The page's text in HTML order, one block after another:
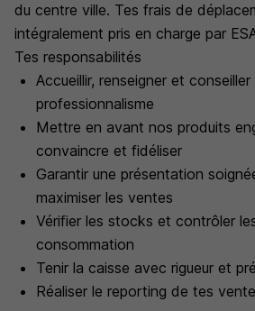
du centre ville. Tes frais de
intégralement pris en charge par
Tes responsabilités
Accueillir, renseigner et
professionnalisme
Mettre en avant nos produits
convaincre et fidéliser
Garantir une présentation
maximiser les ventes
Vérifier les stocks et contrôler
consommation
Tenir la caisse avec rigueur et
Réaliser le reporting de tes